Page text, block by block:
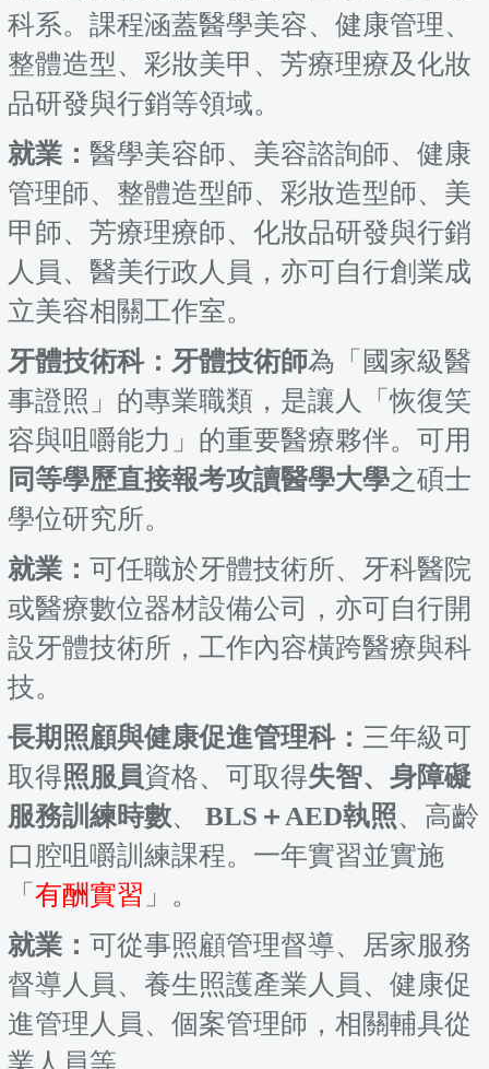
科系。課程涵蓋醫學美容、健康管理、
整體造型、彩妝美甲、芳療理療及化妝
品研發與行銷等領域。
就業： 醫學美容師、美容諮詢師、健康
管理師、整體造型師、彩妝造型師、美
甲師、芳療理療師、化妝品研發與行銷
人員、醫美行政人員，亦可自行創業成
立美容相關工作室。
牙體技術科：牙體技術師為「國家級醫
事證照」的專業職類，是讓人「恢復笑
容與咀嚼能力」的重要醫療夥伴。可用
同等學歷直接報考攻讀醫學大學之碩士
學位研究所。
就業： 可任職於牙體技術所、牙科醫院
或醫療數位器材設備公司，亦可自行開
設牙體技術所，工作內容橫跨醫療與科
技。
長期照顧與健康促進管理科： 三年級可
取得照服員資格、可取得失智、身障礙
服務訓練時數、 BLS ＋ AED執照、高齡
口腔咀嚼訓練課程。一年實習並實施
「 有酬實習 」。
就業： 可從事照顧管理督導、居家服務
督導人員、養生照護產業人員、健康促
進管理人員、個案管理師，相關輔具從
業人員等。